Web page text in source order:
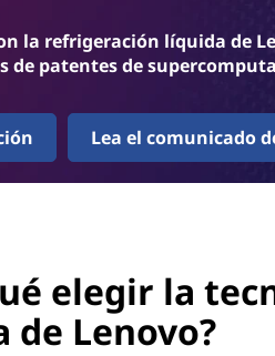
la refrigeración líquida de
de patentes de
Lea el comunicado
elegir la
de Lenovo?